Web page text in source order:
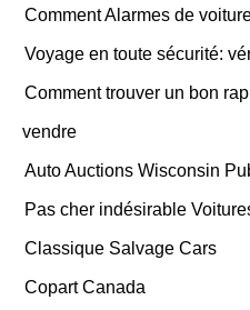
Comment Alarmes de
Voyage en toute sécurité:
Comment trouver un bon
vendre
Auto Auctions Wisconsin
Pas cher indésirable
Classique Salvage Cars
Copart Canada